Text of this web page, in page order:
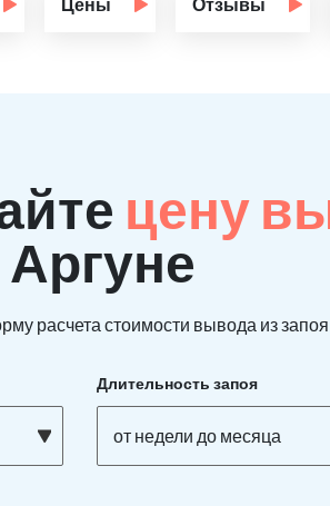
Цены Отзывы
цену
расчета стоимости вывода из
Длительность запоя
от недели до месяца